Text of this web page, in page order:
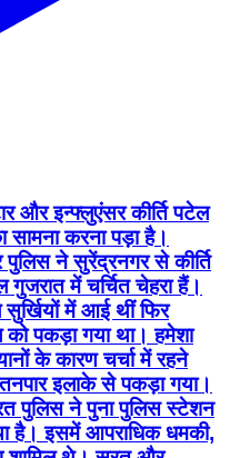
और इन्फ्लुएंसर कीर्ति पटेल
सामना करना पड़ा है।
पुलिस ने सुरेंद्रनगर से कीर्ति
गुजरात में चर्चित चेहरा हैं।
सुर्खियों में आई थीं फिर
को पकड़ा गया था। हमेशा
के कारण चर्चा में रहने
इलाके से पकड़ा गया।
पुलिस ने पुना पुलिस स्टेशन
है। इसमें आपराधिक धमकी,